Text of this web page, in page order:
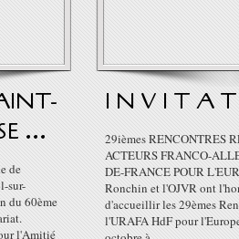
...
de
sur-
du 60ème
l'Amitié
I N V I T A
29ièmes RENCONTRES
ACTEURS FRANCO-
DE-FRANCE POUR
Ronchin et l'OJVR ont
d'accueillir les 29èmes
l'URAFA HdF pour